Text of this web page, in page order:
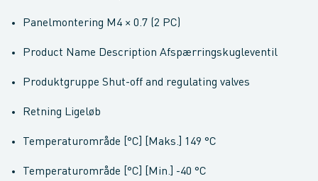
Panelmontering M4 × 0.7 (2 PC)
Product Name Description Afspærringskugleventil
Produktgruppe Shut-off and regulating valves
Retning Ligeløb
Temperaturområde [°C] [Maks.] 149 °C
Temperaturområde [°C] [Min.] -40 °C